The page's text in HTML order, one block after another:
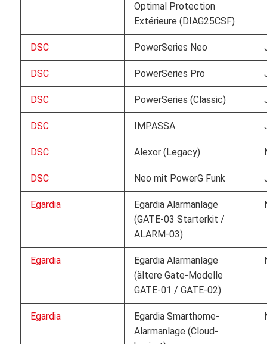
Optimal Protection
Extérieure (DIAG25CSF)
DSC PowerSeries Neo
DSC PowerSeries Pro
DSC PowerSeries (Classic)
DSC IMPASSA
DSC Alexor (Legacy)
DSC Neo mit PowerG Funk
Egardia
Egardia Alarmanlage
(GATE-03 Starterkit /
ALARM-03)
Egardia
Egardia Alarmanlage
(ältere Gate-Modelle
GATE-01 / GATE-02)
Egardia
Egardia Smarthome-
Alarmanlage (Cloud-